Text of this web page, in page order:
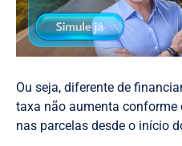
Ou seja, diferente de
taxa não aumenta
nas parcelas desde o início